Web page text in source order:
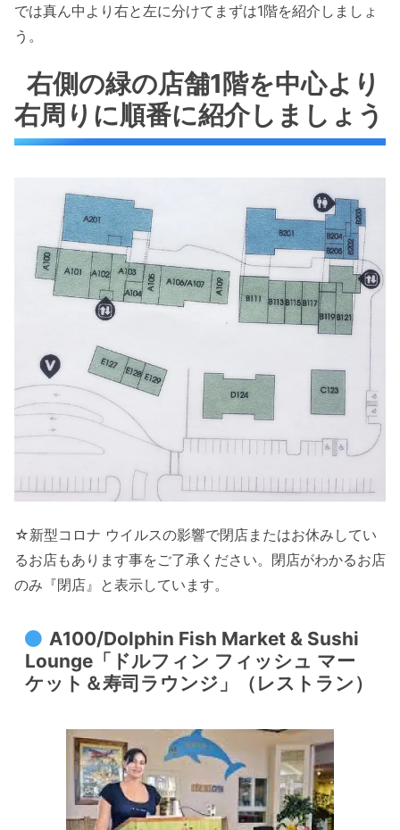
では真ん中より右と左に分けてまずは1階を紹介しましょ
う。
右側の緑の店舗1階を中心より
右周りに順番に紹介しましょう
☆新型コロナ ウイルスの影響で閉店またはお休みしてい
るお店もあります事をご了承ください。閉店がわかるお店
のみ『閉店』と表示しています。
A100/Dolphin Fish Market & Sushi
Lounge「ドルフィン フィッシュ マー
ケット＆寿司ラウンジ」（レストラン）